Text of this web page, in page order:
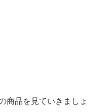
商品を見ていきましょ